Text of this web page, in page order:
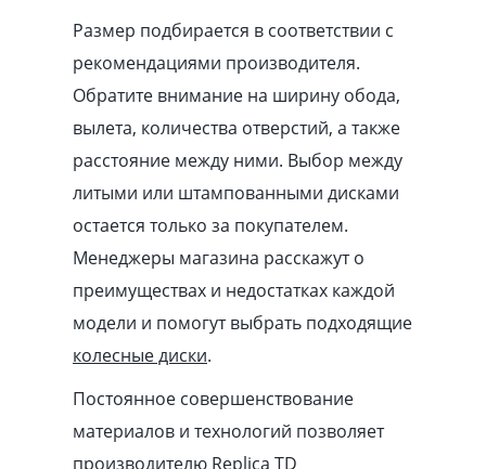
Размер подбирается в соответствии с
рекомендациями производителя.
Обратите внимание на ширину обода,
вылета, количества отверстий, а также
расстояние между ними. Выбор между
литыми или штампованными дисками
остается только за покупателем.
Менеджеры магазина расскажут о
преимуществах и недостатках каждой
модели и помогут выбрать подходящие
колесные диски.
Постоянное совершенствование
материалов и технологий позволяет
производителю Replica TD